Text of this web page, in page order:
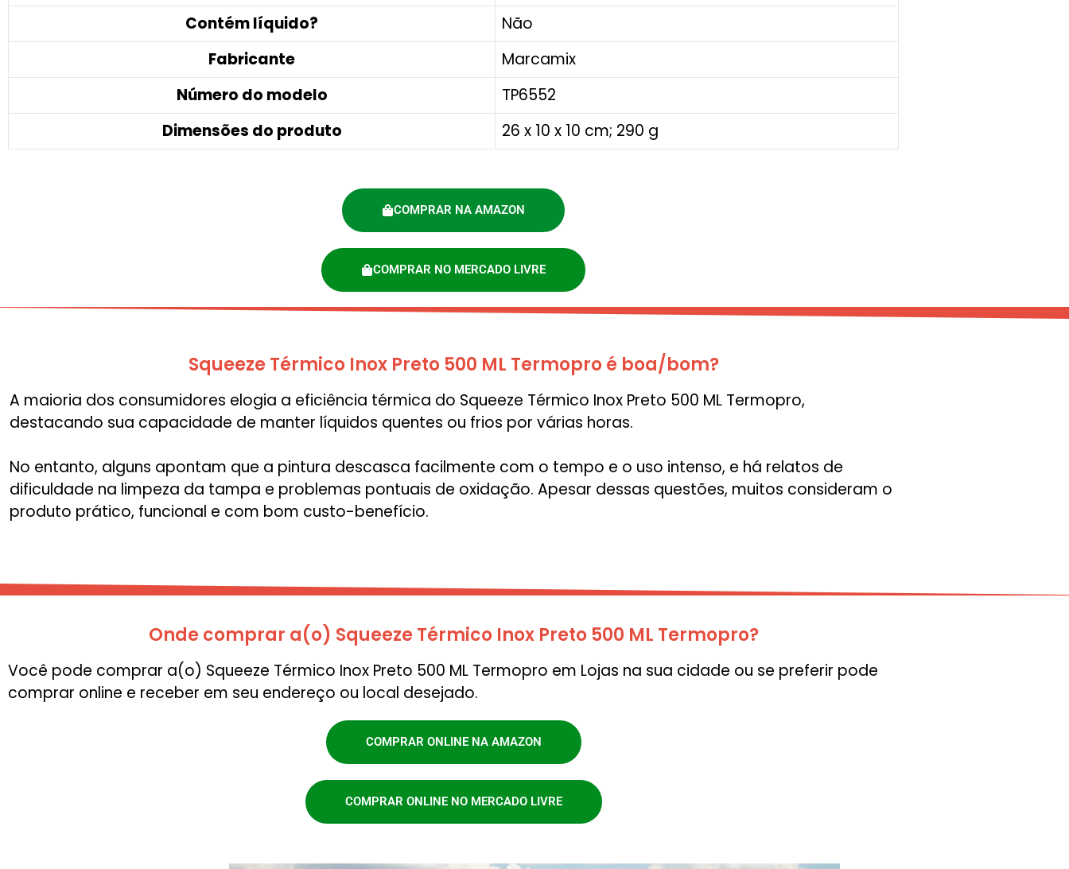
Contém líquido?
‎Não
Fabricante
‎Marcamix
Número do modelo
‎TP6552
Dimensões do produto
‎26 x 10 x 10 cm; 290 g
COMPRAR NA AMAZON
COMPRAR NO MERCADO LIVRE
Squeeze Térmico Inox Preto 500 ML Termopro é boa/bom?
A maioria dos consumidores elogia a eficiência térmica do Squeeze Térmico Inox Preto 500 ML Termopro,
destacando sua capacidade de manter líquidos quentes ou frios por várias horas.
No entanto, alguns apontam que a pintura descasca facilmente com o tempo e o uso intenso, e há relatos de
dificuldade na limpeza da tampa e problemas pontuais de oxidação. Apesar dessas questões, muitos consideram o
produto prático, funcional e com bom custo-benefício.
Onde comprar a(o) Squeeze Térmico Inox Preto 500 ML Termopro?
Você pode comprar a(o) Squeeze Térmico Inox Preto 500 ML Termopro em Lojas na sua cidade ou se preferir pode
comprar online e receber em seu endereço ou local desejado.
COMPRAR ONLINE NA AMAZON
COMPRAR ONLINE NO MERCADO LIVRE